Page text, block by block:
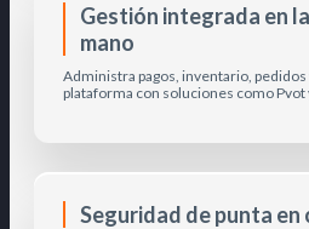
Gestión integrada en
mano
Administra pagos, inventario,
plataforma con soluciones como Pvot
Seguridad de punta